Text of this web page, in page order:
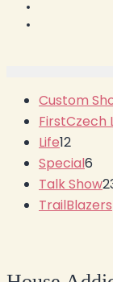
Custom
FirstCzech
Life12
Special6
Talk Show
TrailBlazers